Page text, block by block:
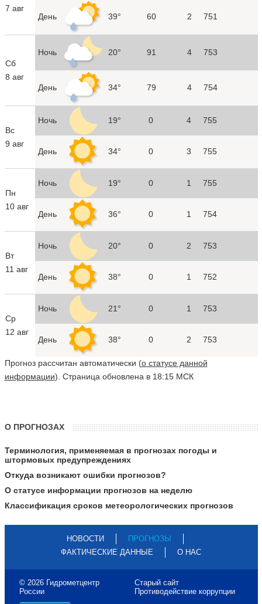
7 авг
День 39° 60 2 751
Сб
8 авг
Ночь 20° 91 4 753
День 34° 79 4 754
Вс
9 авг
Ночь 19° 0 4 755
День 34° 0 3 755
Пн
10 авг
Ночь 19° 0 1 755
День 36° 0 1 754
Вт
11 авг
Ночь 20° 0 2 753
День 38° 0 1 752
Ср
12 авг
Ночь 21° 0 1 753
День 38° 0 2 753
Прогноз рассчитан автоматически (о статусе данной
информации). Страница обновлена в 18:15 МСК
О ПРОГНОЗАХ
Терминология, применяемая в прогнозах погоды и
штормовых предупреждениях
Откуда возникают ошибки прогнозов?
О статусе информации прогнозов на неделю
Классификация сроков метеорологических прогнозов
НОВОСТИ
ПРОГНОЗЫ
ФАКТИЧЕСКИЕ ДАННЫЕ
О НАС
© 2026 Гидрометцентр
России
Старый сайт
Противодействие коррупции